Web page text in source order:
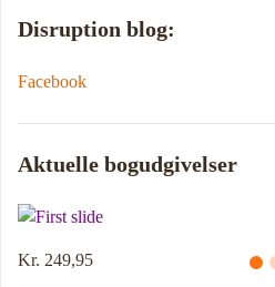
Disruption blog:
Facebook
Aktuelle bogudgivelser